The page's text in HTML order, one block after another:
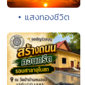
• แสงทองชีวิต